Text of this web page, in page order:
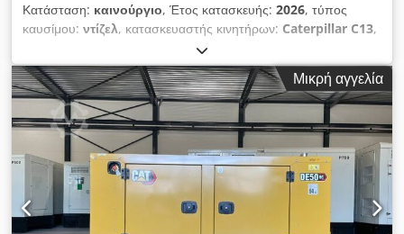
Κατάσταση: καινούργιο, Έτος κατασκευής: 2026, τύπος
καυσίμου: ντίζελ, κατασκευαστής κινητήρων: Caterpillar C13,
Σκοπός χρήσης: Κατασκευές Κενό βάρος: 2.924 κιλά Ισχύς
γεννήτριας: 500 kVA Διαστάσεις χώρου φόρτωσης: 310 x 134 x
217 εκ. Σήμανση CE: ναι Επίπεδο εκπομπών: Stage II / Tier II
Όροι παράδοσης: EXW Όγκος δεξαμενής νερού: 721 λ
Επικοινωνήστε με την ομάδα DPX για περισσότερες
πληροφορίες. = Επιπρόσθετες επιλογές και εξαρτήματα =
Dodpjxvk Hkofx Ah Dekr - Μπαταρία - Πίνακας ελέγχου -
Στέγη από χάλυβα - Βυτίο
Μικρή αγγελία